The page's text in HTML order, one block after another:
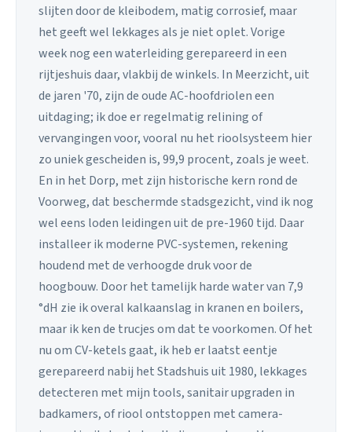
slijten door de kleibodem, matig corrosief, maar
het geeft wel lekkages als je niet oplet. Vorige
week nog een waterleiding gerepareerd in een
rijtjeshuis daar, vlakbij de winkels. In Meerzicht, uit
de jaren '70, zijn de oude AC-hoofdriolen een
uitdaging; ik doe er regelmatig relining of
vervangingen voor, vooral nu het rioolsysteem hier
zo uniek gescheiden is, 99,9 procent, zoals je weet.
En in het Dorp, met zijn historische kern rond de
Voorweg, dat beschermde stadsgezicht, vind ik nog
wel eens loden leidingen uit de pre-1960 tijd. Daar
installeer ik moderne PVC-systemen, rekening
houdend met de verhoogde druk voor de
hoogbouw. Door het tamelijk harde water van 7,9
°dH zie ik overal kalkaanslag in kranen en boilers,
maar ik ken de trucjes om dat te voorkomen. Of het
nu om CV-ketels gaat, ik heb er laatst eentje
gerepareerd nabij het Stadshuis uit 1980, lekkages
detecteren met mijn tools, sanitair upgraden in
badkamers, of riool ontstoppen met camera-